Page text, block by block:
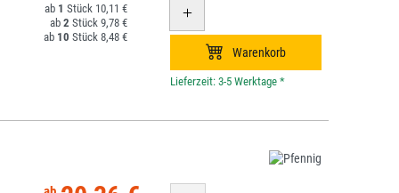
1
10,11 €
2
9,78 €
10
8,48 €
*